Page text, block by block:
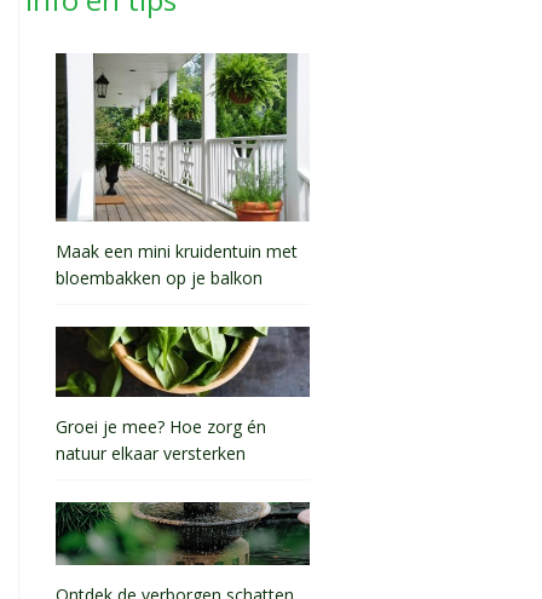
Maak een mini kruidentuin met
bloembakken op je balkon
Groei je mee? Hoe zorg én
natuur elkaar versterken